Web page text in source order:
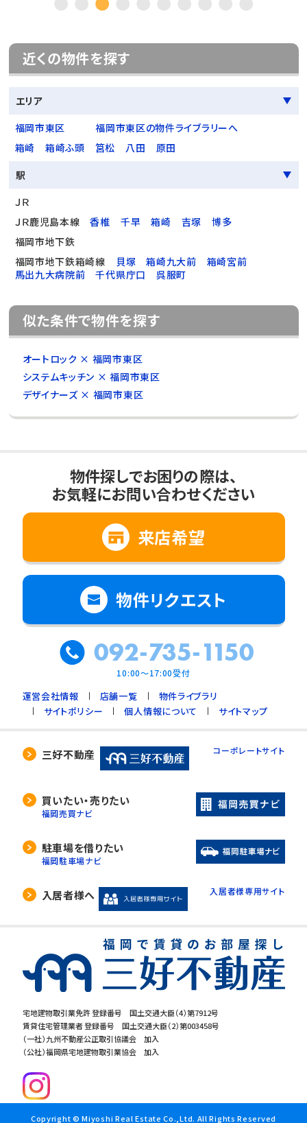
近くの物件を探す
エリア
福岡市東区
福岡市東区の物件ライブラリーへ
箱崎
箱崎ふ頭 筥松 八田
原田
駅
ＪＲ
ＪＲ鹿児島本線
香椎 千早 箱崎 吉塚
博多
福岡市地下鉄
福岡市地下鉄箱崎線
貝塚 箱崎九大前
箱崎宮前
馬出九大病院前
千代県庁口 呉服町
似た条件で物件を探す
オートロック × 福岡市東区
システムキッチン × 福岡市東区
デザイナーズ × 福岡市東区
宅地建物取引業免許 登録番号 国土交通大臣（4）第7912号
賃貸住宅管理業者 登録番号 国土交通大臣（2）第003458号
（一社）九州不動産公正取引協議会 加入
（公社）福岡県宅地建物取引業協会 加入
物件探しでお困りの際は、
お気軽にお問い合わせください
来店希望
物件リクエスト
092-735-1150
10:00～17:00受付
運営会社情報 店舗一覧
物件ライブラリ
サイトポリシー
個人情報について サイトマップ
三好不動産 コーポレートサイト
買いたい・売りたい
福岡売買ナビ
駐車場を借りたい
福岡駐車場ナビ
入居者様へ 入居者様専用サイト
Copyright © Miyoshi Real Estate Co.,Ltd. All Rights Reserved